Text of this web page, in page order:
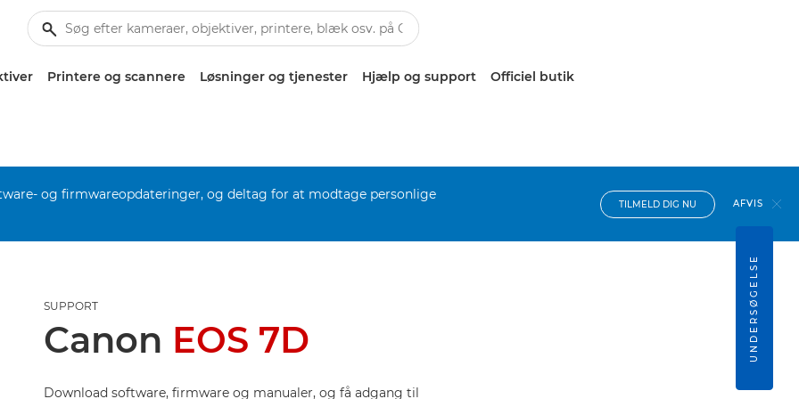
Printere og scannere Løsninger og tjenester Hjælp og support Officiel butik
og firmwareopdateringer, og deltag for at modtage personlige
TILMELD DIG NU AFVIS
SUPPORT
Canon EOS 7D
Download software, firmware og manualer, og få adgang til
UNDERSØGELSE